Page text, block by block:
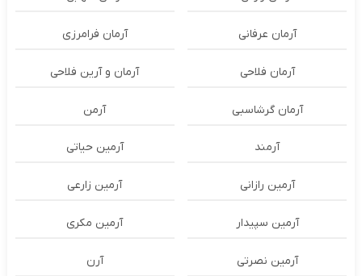
آرمان عرفانی آرمان فرامرزی
آرمان فلاحی آرمان و آرین فلاحی
آرمان گرشاسبی آرمن
آرمند آرمین حیاتی
آرمین رازانی آرمین زارعی
آرمین سپیدار آرمین مکری
آرمین نصرتی آرن